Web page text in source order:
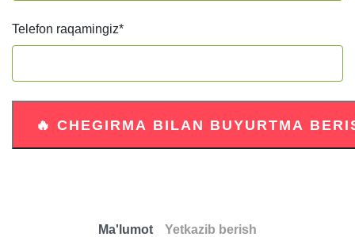
Telefon raqamingiz*
Ma'lumot Yetkazib berish